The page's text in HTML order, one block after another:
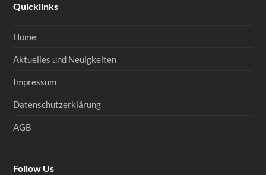
Quicklinks
Home
Aktuelles und Neuigkeiten
Impressum
Datenschutzerklärung
AGB
Follow Us